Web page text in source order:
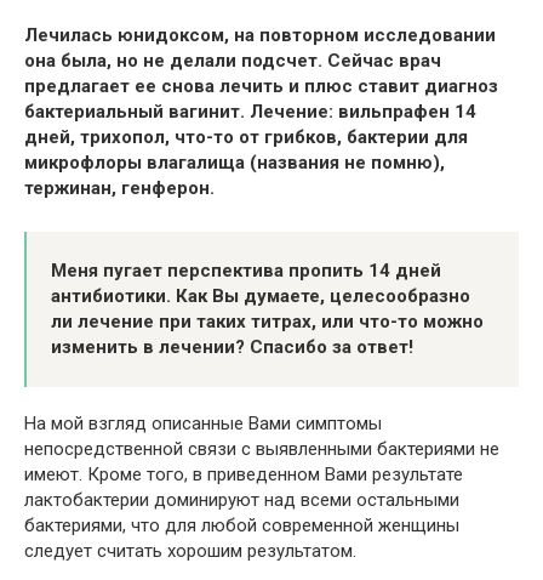
Лечилась юнидоксом, на повторном исследовании
она была, но не делали подсчет. Сейчас врач
предлагает ее снова лечить и плюс ставит диагноз
бактериальный вагинит. Лечение: вильпрафен 14
дней, трихопол, что-то от грибков, бактерии для
микрофлоры влагалища (названия не помню),
тержинан, генферон.
Меня пугает перспектива пропить 14 дней
антибиотики. Как Вы думаете, целесообразно
ли лечение при таких титрах, или что-то можно
изменить в лечении? Спасибо за ответ!
На мой взгляд описанные Вами симптомы
непосредственной связи с выявленными бактериями не
имеют. Кроме того, в приведенном Вами результате
лактобактерии доминируют над всеми остальными
бактериями, что для любой современной женщины
следует считать хорошим результатом.